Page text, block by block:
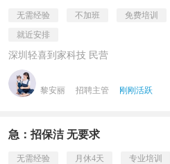
无需经验 不加班 免费培训
就近安排
深圳轻喜到家科技 民营
黎安丽 招聘主管 刚刚活跃
急：招保洁 无要求
无需经验 月休4天 专业培训